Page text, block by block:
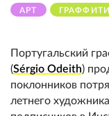
АРТ ГРАФФИТИ
Португальский
(Sérgio Odeith)
поклонников
летнего